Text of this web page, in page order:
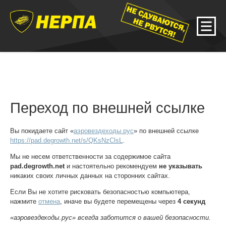
Переход по внешней ссылке
Вы покидаете сайт «аэровездеходы.рус» по внешней ссылке
https://pad.degrowth.net/s/QKsNzClsL
Мы не несем ответственности за содержимое сайта
pad.degrowth.net и настоятельно рекомендуем не указывать
никаких своих личных данных на сторонних сайтах.
Если Вы не хотите рисковать безопасностью компьютера,
нажмите отмена , иначе вы будете перемещены через 4секунд
«аэровездеходы.рус» всегда заботится о вашей безопасности.